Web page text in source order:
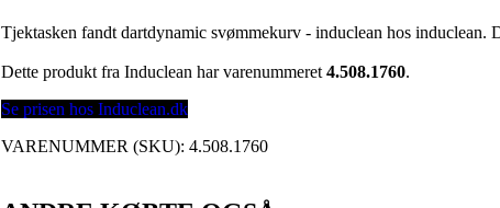
Tjektasken fandt dartdynamic svømmekurv - induclean hos induclean.
Dette produkt fra Induclean har varenummeret4.508.1760.
Se prisen hos Induclean.dk
VARENUMMER (SKU):4.508.1760